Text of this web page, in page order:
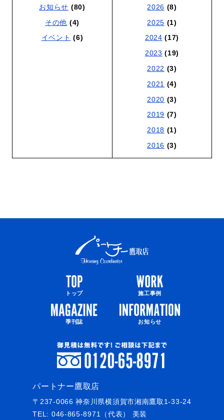
お知らせ (80)
その他 (4)
イベント (6)
2026 (8)
2025 (1)
2024 (17)
2023 (19)
2022 (3)
2021 (4)
2020 (3)
2019 (7)
2018 (1)
2016 (3)
トップ 施工事例
季刊誌 お知らせ
パートナー鷹取店
〒237-0066 神奈川県横須賀市湘南鷹取1-33-24
TEL: 046-865-8971 （代表） 美装